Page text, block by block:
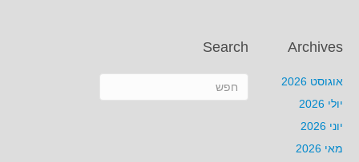
Archives
אוגוסט 2026
יולי 2026
יוני 2026
מאי 2026
Search